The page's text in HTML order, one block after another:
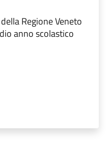
Regione Veneto
anno scolastico